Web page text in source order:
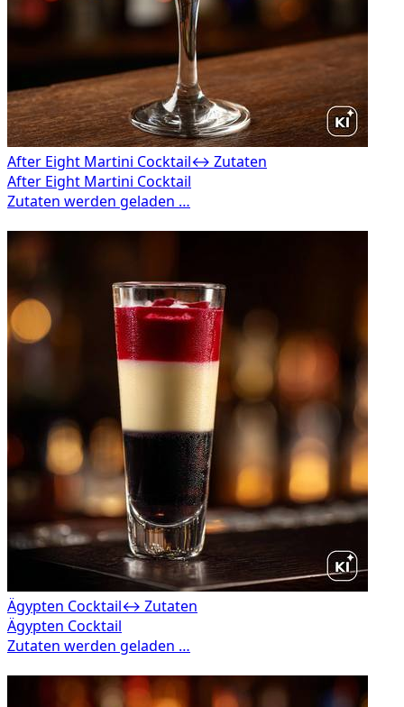
After Eight Martini Cocktail↔ Zutaten
Ägypten Cocktail↔ Zutaten